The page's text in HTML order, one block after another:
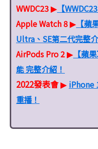
WWDC23▶ 【
Apple Watch 8▶ 【蘋
Ultra、SE第二代完整
AirPods Pro 2▶ 【蘋
能 完整介紹！
2022發表會▶ iPhone
重播！